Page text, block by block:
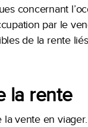
concernant
par le
de la rente
la rente
vente en